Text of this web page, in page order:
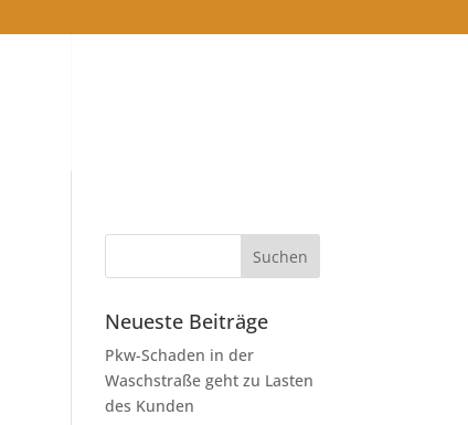
Neueste Beiträge
Pkw-Schaden in der
Waschstraße geht zu Lasten
des Kunden